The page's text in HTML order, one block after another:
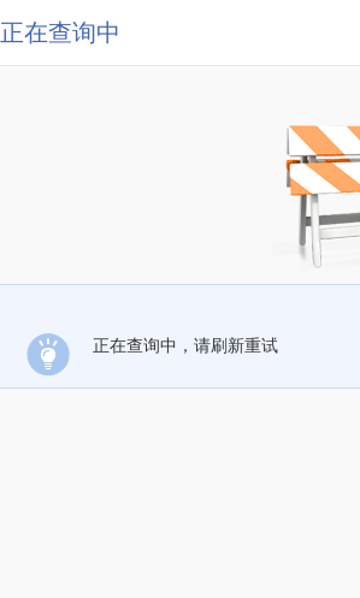
正在查询中
正在查询中，请刷新重试